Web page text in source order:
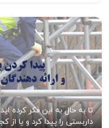
تا به حال به این فکر کرده
داربستی را پیدا کرد و یا از